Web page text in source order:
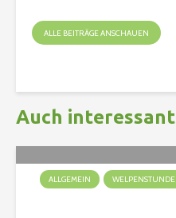
ALLE BEITRÄGE ANSCHAUEN
Auch interessant
ALLGEMEIN WELPENSTUNDE